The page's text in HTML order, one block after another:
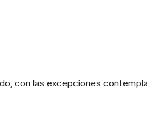
con las excepciones